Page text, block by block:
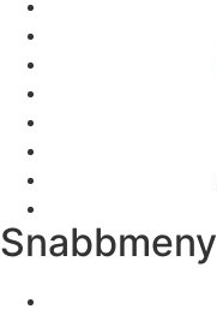
Snabbmeny